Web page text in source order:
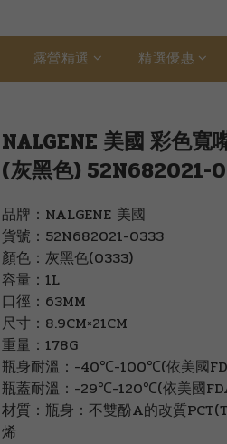
露營精選 精選優惠
NALGENE 美國 彩色寬
(灰黑色) 52N682021-
品牌：NALGENE 美國
貨號：52N682021-0333
顏色：灰黑色(0333)
容量：1L
口徑：63MM
尺寸：8.9CM×21CM
重量：178G
瓶身耐溫：-40℃-100℃(依美國
瓶蓋耐溫：-29℃-120℃(依美國
材質：瓶身：不雙酚A的改質
烯